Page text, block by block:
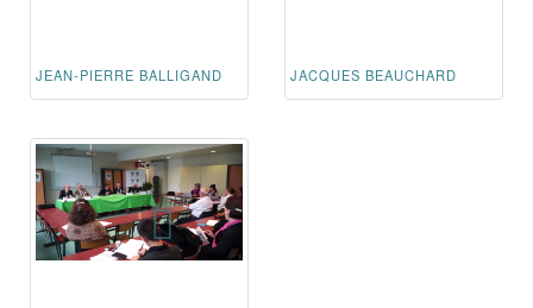
JEAN-PIERRE BALLIGAND JACQUES BEAUCHARD